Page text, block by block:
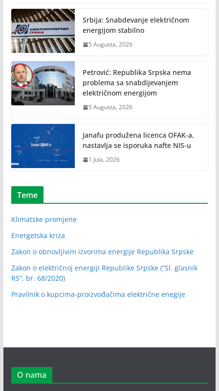
Srbija: Snabdevanje električnom
energijom stabilno
5 Augusta, 2026
Petrović: Republika Srpska nema
problema sa snabdijevanjem
električnom energijom
5 Augusta, 2026
Janafu produžena licenca OFAK-a,
nastavlja se isporuka nafte NIS-u
1 Jula, 2026
Teme
Klimatske promjene
Energetska kriza
Zakon o obnovljivim izvorima energije Republika Srpske
Zakon o električnoj energiji Republike Srpske (“Sl. glasnik
RS”, br. 68/2020)
Pravilnik o kupcima-proizvođačima električne enegije
O nama